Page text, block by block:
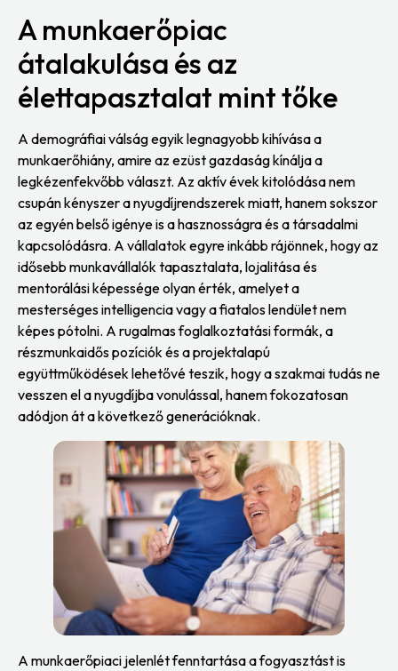
A munkaerőpiac
átalakulása és az
élettapasztalat mint tőke
A demográfiai válság egyik legnagyobb kihívása a
munkaerőhiány, amire az ezüst gazdaság kínálja a
legkézenfekvőbb választ. Az aktív évek kitolódása nem
csupán kényszer a nyugdíjrendszerek miatt, hanem sokszor
az egyén belső igénye is a hasznosságra és a társadalmi
kapcsolódásra. A vállalatok egyre inkább rájönnek, hogy az
idősebb munkavállalók tapasztalata, lojalitása és
mentorálási képessége olyan érték, amelyet a
mesterséges intelligencia vagy a fiatalos lendület nem
képes pótolni. A rugalmas foglalkoztatási formák, a
részmunkaidős pozíciók és a projektalapú
együttműködések lehetővé teszik, hogy a szakmai tudás ne
vesszen el a nyugdíjba vonulással, hanem fokozatosan
adódjon át a következő generációknak.
A munkaerőpiaci jelenlét fenntartása a fogyasztást is